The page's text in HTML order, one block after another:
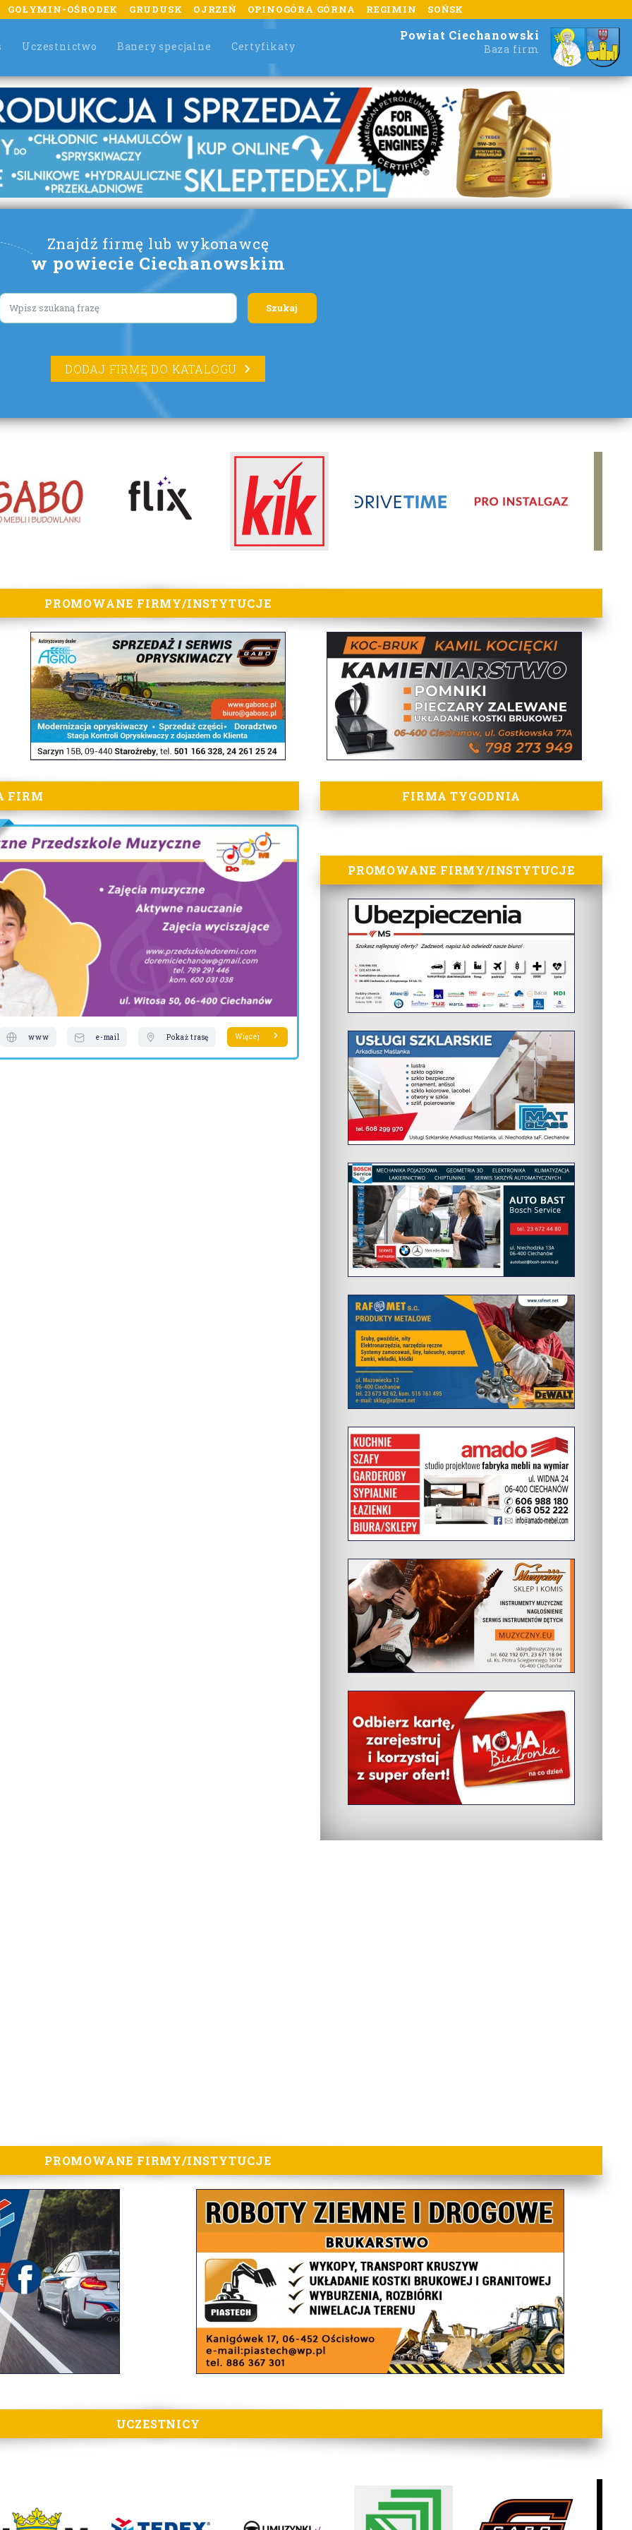
GOŁYMIN-OŚRODEK GRUDUSK OJRZEŃ OPINOGÓRA GÓRNA REGIMIN SOŃSK
Uczestnictwo Banery specjalne Certyfikaty
Powiat Ciechanowski
Baza firm
Znajdź firmę lub wykonawcę
w powiecie Ciechanowskim
Lorem ipsum
DODAJ FIRMĘ DO KATALOGU
PROMOWANE FIRMY/INSTYTUCJE
FIRM
www e-mail Pokaż trasę Więcej
FIRMA TYGODNIA
PROMOWANE FIRMY/INSTYTUCJE
PROMOWANE FIRMY/INSTYTUCJE
UCZESTNICY